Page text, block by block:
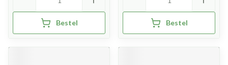
Bestel Bestel